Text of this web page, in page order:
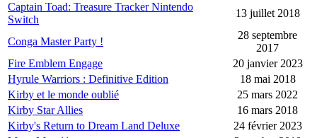
Captain Toad: Treasure Tracker Nintendo
Switch
13 juillet 2018
Conga Master Party !
28 septembre
2017
Fire Emblem Engage
20 janvier 2023
Hyrule Warriors : Definitive Edition
18 mai 2018
Kirby et le monde oublié
25 mars 2022
Kirby Star Allies
16 mars 2018
Kirby's Return to Dream Land Deluxe
24 février 2023